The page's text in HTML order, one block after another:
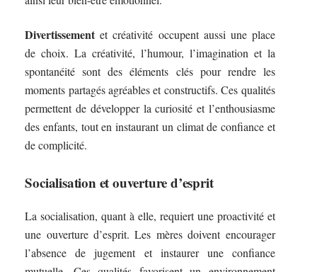
Divertissement et créativité occupent aussi une place
de choix. La créativité, l’humour, l’imagination et la
spontanéité sont des éléments clés pour rendre les
moments partagés agréables et constructifs. Ces qualités
permettent de développer la curiosité et l’enthousiasme
des enfants, tout en instaurant un climat de confiance et
de complicité.
Socialisation et ouverture d’esprit
La socialisation, quant à elle, requiert une proactivité et
une ouverture d’esprit. Les mères doivent encourager
l’absence de jugement et instaurer une confiance